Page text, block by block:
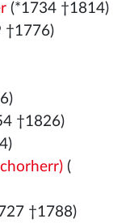
(*1734 †1814)
†1776)
†1826)
(
†1788)